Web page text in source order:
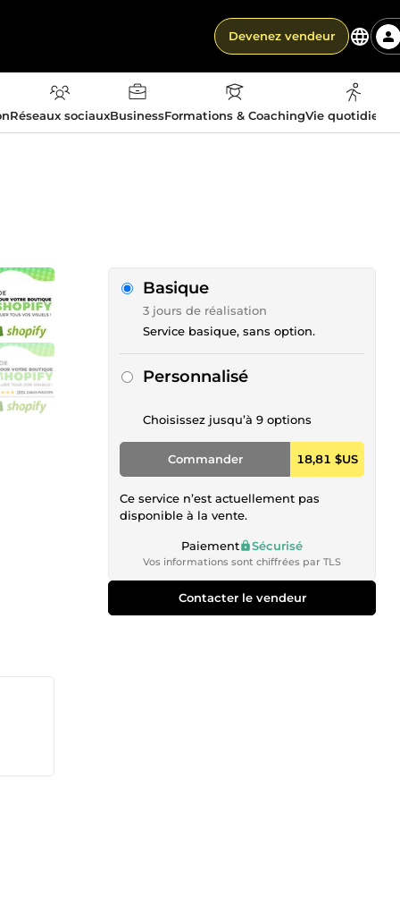
Devenez vendeur
Réseaux sociauxBusinessFormations & CoachingVie
Basique
3 jours de réalisation
Service basique, sans option.
Personnalisé
Choisissez jusqu’à 9 options
Commander 18,81 $US
Ce service n’est actuellement pas
disponible à la vente.
Paiement Sécurisé
Vos informations sont chiffrées par TLS
Contacter le vendeur